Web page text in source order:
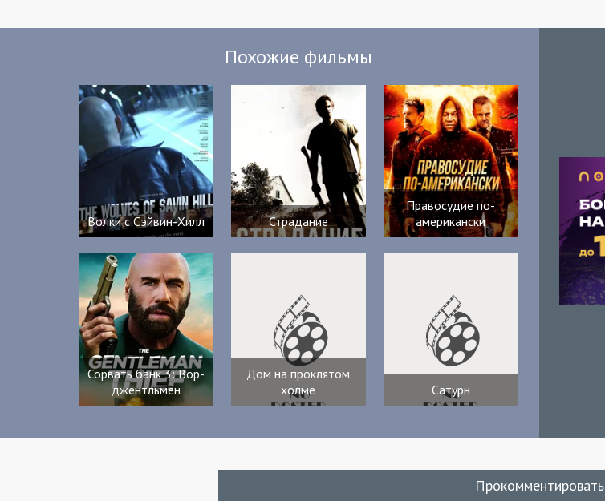
Похожие фильмы
Волки с Сэйвин-Хилл Страдание
Правосудие по-
американски
Сорвать банк 3: Вор-
джентльмен
Дом на проклятом
холме
Сатурн
Прокомментировать